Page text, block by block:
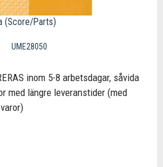
(Score/Parts)
UME28050
inom 5-8 arbetsdagar, såvida
med längre leveranstider (med